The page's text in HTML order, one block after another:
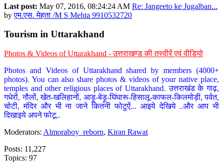
Last post: May 07, 2016, 08:24:24 AM Re: Jangeeto ke Jugalban...
byएम.एस. मेहता /M S Mehta 9910532720
Tourism in Uttarakhand
Photos & Videos of Uttarakhand - उत्तराखण्ड की तस्वीरें एवं वीडियो
Photos and Videos of Uttarakhand shared by members (4000+
photos). You can also share photos & videos of your native place,
temples and other religious places of Uttarakhand. उत्तराखंड के गाढ़,
गधेरों, नौलों, खेत-खलिहानों, आड़ू-बेड़ू-घिंघारू-हिसालू-काफल-किलमोड़ी, पर्वत,
चोटी, मंदिर और भी ना जाने कितनी फोटुऐं... आइये देखिये ..और आप भी
दिखाइये अपने फोटू..
Moderators: Almoraboy_reborn, Kiran Rawat
Posts: 11,227
Topics: 97